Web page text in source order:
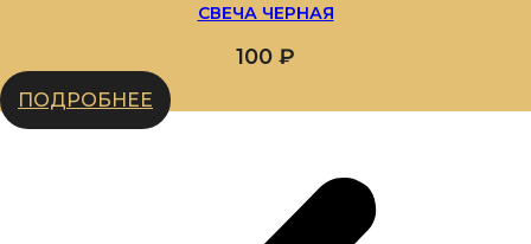
СВЕЧА ЧЕРНАЯ
100 ₽
ПОДРОБНЕЕ